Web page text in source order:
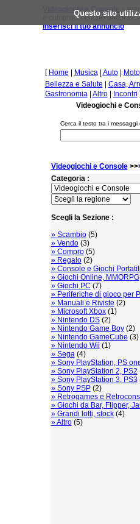
Questo sito
Videogiochi e Console »
e compro, ... e altro ancora
inserisci il tuo annuncio
[ Home Musica| Auto| Moto
Bellezza e Salute
Casa,
Gastronomia| Altro| Incontri ]
Videogiochi e
Cerca il testo tra i
Videogiochi e Console
Categoria :
Scegli la Sezione :
» Scambio(5)
» Vendo(3)
» Compro(5)
» Regalo(2)
» Console e Giochi Portatili
» Giochi Online, MMORPG
» Giochi PC (7)
» Periferiche di gioco per
» Manuali e Riviste (2)
» Microsoft Xbox(1)
» Nintendo DS(2)
» Nintendo Game Boy(2)
» Nintendo GameCube (3)
» Nintendo Wii (1)
» Sega(4)
» Sony PlayStation, PS
» Sony PlayStation 2, PS2
» Sony PlayStation 3, PS3
» Sony PSP(2)
» Retrogames e
» Giochi da Bar, Flipper,
» Grandi lotti, stock(4)
» Altro(5)